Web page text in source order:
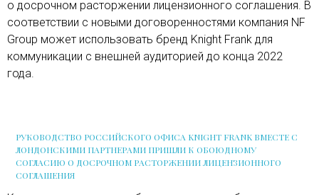
о досрочном расторжении лицензионного соглашения. В
соответствии с новыми договоренностями компания NF
Group может использовать бренд Knight Frank для
коммуникации с внешней аудиторией до конца 2022
года.
РУКОВОДСТВО РОССИЙСКОГО ОФИСА KNIGHT FRANK ВМЕСТЕ С
ЛОНДОНСКИМИ ПАРТНЕРАМИ ПРИШЛИ К ОБОЮДНОМУ
СОГЛАСИЮ О ДОСРОЧНОМ РАСТОРЖЕНИИ ЛИЦЕНЗИОННОГО
СОГЛАШЕНИЯ